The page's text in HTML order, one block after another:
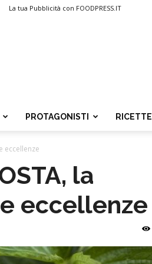
La tua Pubblicità con FOODPRESS.IT
PROTAGONISTI RICETTE
eccellenze
la
eccellenze